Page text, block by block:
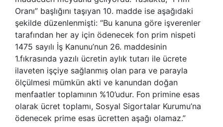
Oranı” başlığını taşıyan 10. madde ise aşağıdaki
şekilde düzenlenmişti: “Bu kanuna göre işverenler
tarafından her ay için ödenecek fon prim nispeti
1475 sayılı İş Kanunu’nun 26. maddesinin
1.fıkrasında yazılı ücretin aylık tutarı ile ücrete
ilaveten işçiye sağlanmış olan para ve parayla
ölçülmesi mümkün akti ve kanundan doğan
menfaatler toplamının %10’udur. Fon primine esas
olarak ücret toplamı, Sosyal Sigortalar Kurumu’na
ödenecek prime esas ücretten aşağı olamaz.”